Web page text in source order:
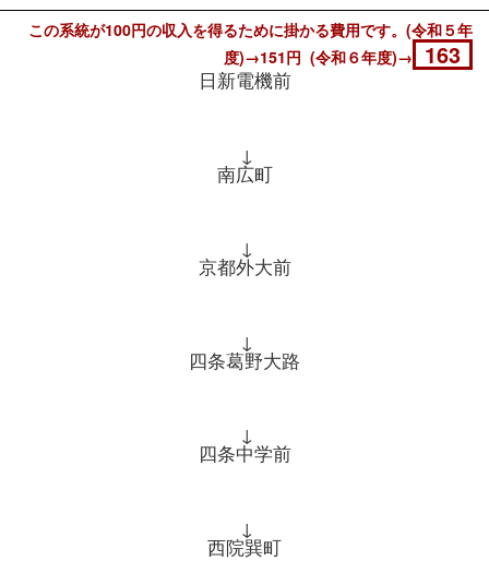
この系統が100円の収入を得るために掛かる費用です。(令和５年
度)→151円 (令和６年度)→
163
日新電機前
↓
南広町
↓
京都外大前
↓
四条葛野大路
↓
四条中学前
↓
西院巽町